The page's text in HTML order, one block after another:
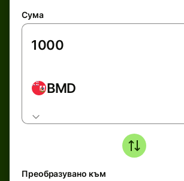
Сума
BMD
Преобразувано към